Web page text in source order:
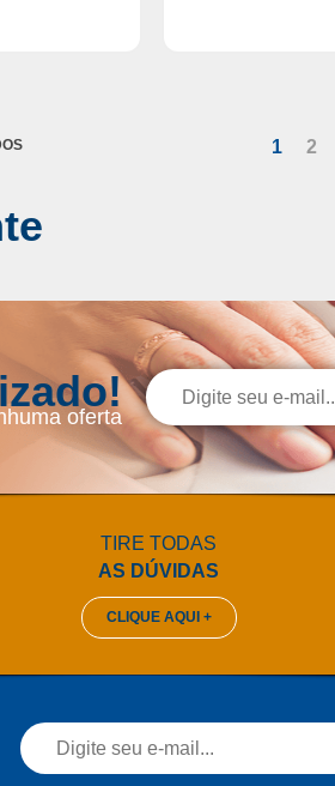
1 2
oferta
TIRE TODAS
AS DÚVIDAS
CLIQUE AQUI +